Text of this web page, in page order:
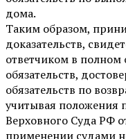
дома.
Таким образом,
доказательств,
ответчиком в полном
обязательств,
обязательств по
учитывая положения
Верховного Суда РФ
применении судами